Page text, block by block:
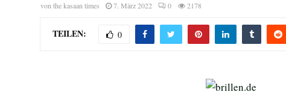
vonthe kasaan times 7. März 2022 0 2178
TEILEN: 0